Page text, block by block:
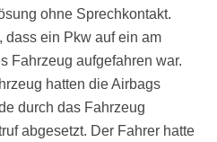
ohne Sprechkontakt.
dass ein Pkw auf ein am
Fahrzeug aufgefahren war.
hatten die Airbags
durch das Fahrzeug
abgesetzt. Der Fahrer hatte